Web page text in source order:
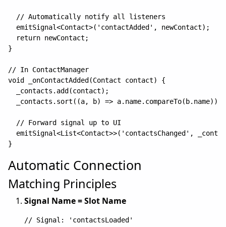
  // Automatically notify all listeners
  emitSignal<Contact>('contactAdded', newContact);
  return newContact;
}
// In ContactManager
void _onContactAdded(Contact contact) {
  _contacts.add(contact);
  _contacts.sort((a, b) => a.name.compareTo(b.name));
  // Forward signal up to UI
emitSignal<List<Contact>>('contactsChanged',
Automatic Connection
Matching Principles
Signal Name = Slot Name
// Signal: 'contactsLoaded'